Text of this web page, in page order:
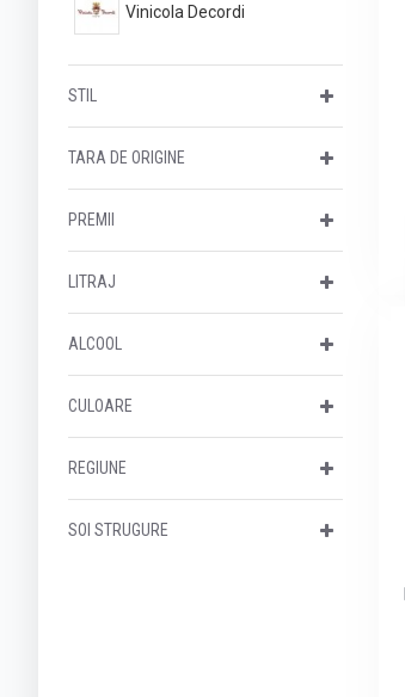
Vinicola Decordi
LITRAJ
ALCOOL
CULOARE
REGIUNE
STIL
SOI STRUGURE
TARA DE ORIGINE
PREMII